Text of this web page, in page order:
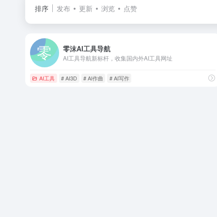
排序 发布 更新 浏览 点赞
零沫AI工具导航
AI工具导航新标杆，收集国内外AI工具网址
AI工具 # AI3D # AI作曲 # AI写作